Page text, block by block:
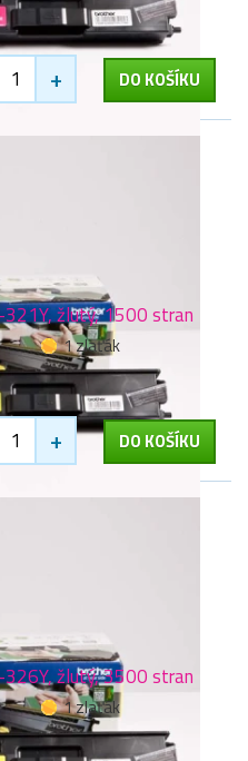
+ DO KOŠÍKU
žlutý, 1500 stran
1 zlaťák
+ DO KOŠÍKU
žlutý, 3500 stran
1 zlaťák